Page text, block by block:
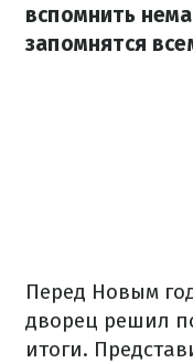
вспомнить
запомнятся
Перед Новым
дворец решил
итоги.